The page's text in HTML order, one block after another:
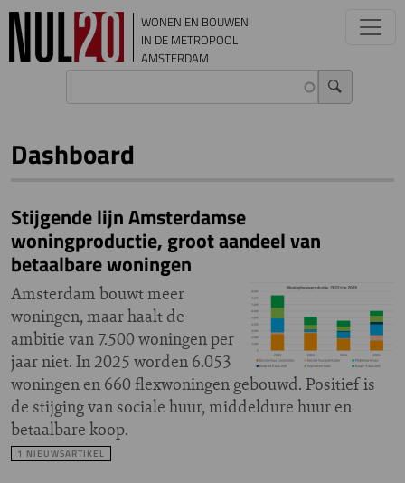
Overslaan en naar de inhoud gaan
WONEN EN BOUWEN
IN DE METROPOOL
AMSTERDAM
Dashboard
Stijgende lijn Amsterdamse
woningproductie, groot aandeel van
betaalbare woningen
Amsterdam bouwt meer
woningen, maar haalt de
ambitie van 7.500 woningen per
jaar niet. In 2025 worden 6.053
woningen en 660 flexwoningen gebouwd. Positief is
de stijging van sociale huur, middeldure huur en
betaalbare koop.
1 NIEUWSARTIKEL